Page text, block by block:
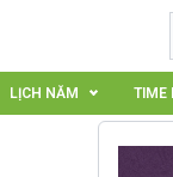
LỊCH NĂM TIME